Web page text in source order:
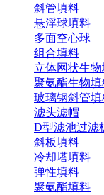
斜管填料
悬浮球填料
多面空心球
组合填料
立体网状生
聚氨酯生物填
玻璃钢斜管填
滤头滤帽
D型滤池过滤
斜板填料
冷却塔填料
弹性填料
聚氨酯填料